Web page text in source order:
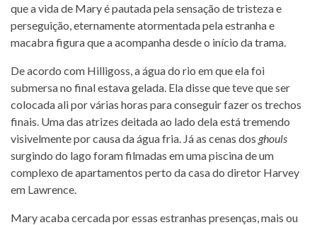
que a vida de Mary é pautada pela sensação de tristeza e
perseguição, eternamente atormentada pela estranha e
macabra figura que a acompanha desde o início da trama.
De acordo com Hilligoss, a água do rio em que ela foi
submersa no final estava gelada. Ela disse que teve que ser
colocada ali por várias horas para conseguir fazer os trechos
finais. Uma das atrizes deitada ao lado dela está tremendo
visivelmente por causa da água fria. Já as cenas dos ghouls
surgindo do lago foram filmadas em uma piscina de um
complexo de apartamentos perto da casa do diretor Harvey
em Lawrence.
Mary acaba cercada por essas estranhas presenças, mais ou